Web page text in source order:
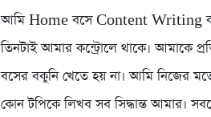
আমি Home বসে Content Writing
তিনটাই আমার কন্ট্রোলে থাকে। আমাকে
বসের বকুনি খেতে হয় না। আমি নিজের
কোন টপিকে লিখব সব সিদ্ধান্ত আমার।